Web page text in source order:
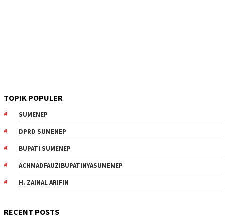
TOPIK POPULER
SUMENEP
DPRD SUMENEP
BUPATI SUMENEP
ACHMADFAUZIBUPATINYASUMENEP
H. ZAINAL ARIFIN
RECENT POSTS